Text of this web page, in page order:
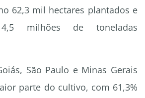
62,3 mil hectares plantados e
milhões de toneladas
São Paulo e Minas Gerais
parte do cultivo, com 61,3%